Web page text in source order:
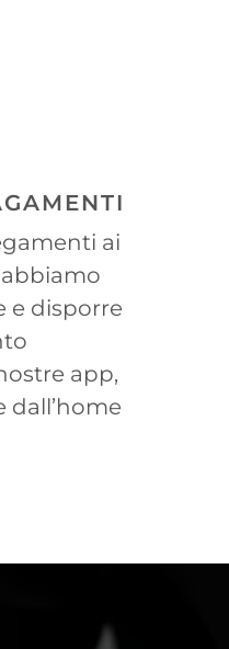
ai
e disporre
app,
dall’home